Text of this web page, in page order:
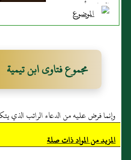
القراض أن ينفق
على نفسه من
مجموع فتاوى ابن تيمية
وإنما فرض عليه من الدعاء الراتب الذي
المزيد من المواد ذات صلة